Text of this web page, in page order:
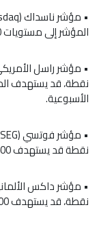
• مؤشر ناسداك(
المؤشر إلى مستويات 20,400 و21,800 نقطة.
الأسبوعية.
• مؤشر فوتسي (LON:
نقطة قد يستهدف 8600 و8800 نقطة.
• مؤشر داكس
نقطة، قد يستهدف 19,700 و20,200 نقطة.